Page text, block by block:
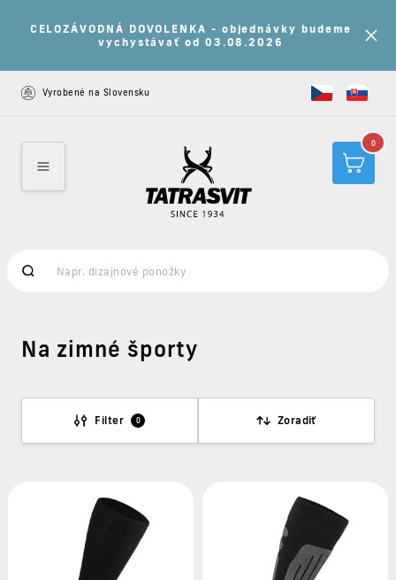
Nakúp 7 a viac produktov a získaj 15% zľavu na
všetky nezľavnené produkty s kupónom: LETO15
Vyrobené na Slovensku
0
Na zimné športy
Filter 0 Zoradiť